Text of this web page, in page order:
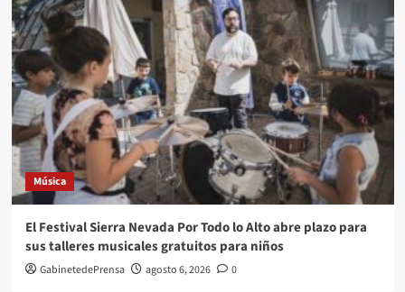
Música
El Festival Sierra Nevada Por Todo lo Alto abre plazo para
sus talleres musicales gratuitos para niños
GabinetedePrensa agosto 6, 2026 0